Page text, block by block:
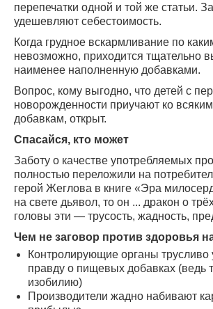
перепечатки одной и той же статьи.
удешевляют себестоимость.
Когда грудное вскармливание по
невозможно, приходится тщательно
наименее наполненную добавками.
Вопрос, кому выгодно, что детей с
новорожденности приучают ко
добавкам, открыт.
Спасайся, кто может
Заботу о качестве употребляемых
полностью переложили на
герой Жеглова в книге «Эра
на свете дьявол, то он ... дракон о
головы эти — трусость, жадность,
Чем не заговор против здоровья
Контролирующие органы трусливо
правду о пищевых добавках (ведь
изобилию)
Производители жадно набивают